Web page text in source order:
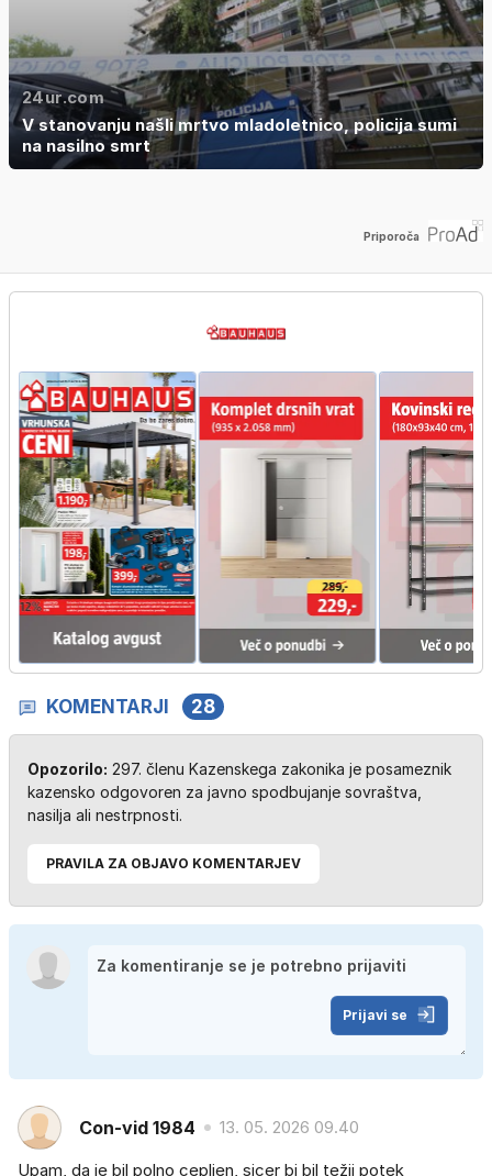
24ur.com
V stanovanju našli mrtvo mladoletnico, policija sumi
na nasilno smrt
Priporoča
KOMENTARJI 28
Opozorilo: 297. členu Kazenskega zakonika je posameznik
kazensko odgovoren za javno spodbujanje sovraštva,
nasilja ali nestrpnosti.
PRAVILA ZA OBJAVO KOMENTARJEV
Prijavi se
Con-vid 1984 13. 05. 2026 09.40
Upam, da je bil polno cepljen, sicer bi bil težji potek